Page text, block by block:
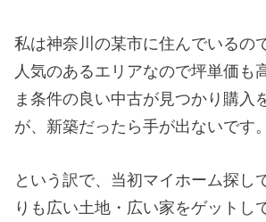
私は神奈川の某市に住んでいるの
人気のあるエリアなので坪単価も
ま条件の良い中古が見つかり購入
が、新築だったら手が出ないです。
という訳で、当初マイホーム探し
りも広い土地・広い家をゲットし